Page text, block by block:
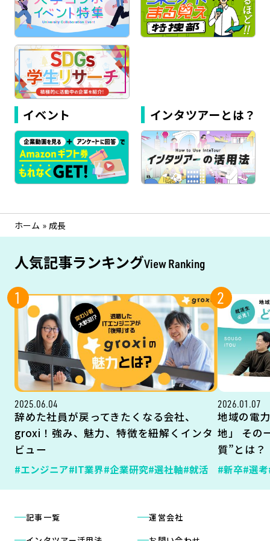
イベント インタツアーとは？
ホーム » 成長
人気記事ランキングView Ranking
1
2025.06.04
辞めた社員が戻ってきたくなる会社、
groxi！強み、魅力、特徴を紐解くインタ
ビュー
#エンジニア#IT業界#企業研究#選社軸#就活
2
2026.01.07
地域の電
地」 その
質”とは？
#新卒#選考
記事一覧 運営会社